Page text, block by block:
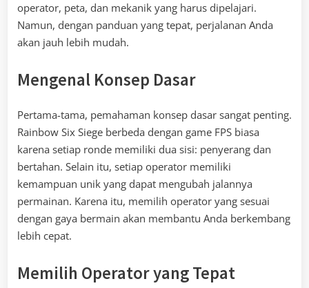
operator, peta, dan mekanik yang harus dipelajari.
Namun, dengan panduan yang tepat, perjalanan Anda
akan jauh lebih mudah.
Mengenal Konsep Dasar
Pertama-tama, pemahaman konsep dasar sangat penting.
Rainbow Six Siege berbeda dengan game FPS biasa
karena setiap ronde memiliki dua sisi: penyerang dan
bertahan. Selain itu, setiap operator memiliki
kemampuan unik yang dapat mengubah jalannya
permainan. Karena itu, memilih operator yang sesuai
dengan gaya bermain akan membantu Anda berkembang
lebih cepat.
Memilih Operator yang Tepat